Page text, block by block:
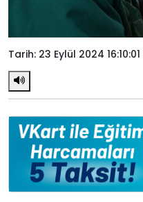
Tarih: 23 Eylül 2024 16:10:01